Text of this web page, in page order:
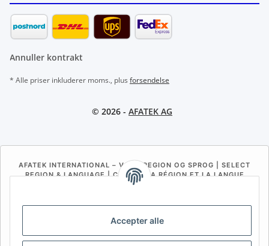
Accepter alle
Annuller kontrakt
* Alle priser inkluderer moms., plus forsendelse
© 2026 - AFATEK AG
AFATEK INTERNATIONAL – VÆLG REGION OG SPROG | SELECT
REGION & LANGUAGE | CHOISIR LA RÉGION ET LA LANGUE
BE (NL) BE (FR)
FR IT ES DK PL